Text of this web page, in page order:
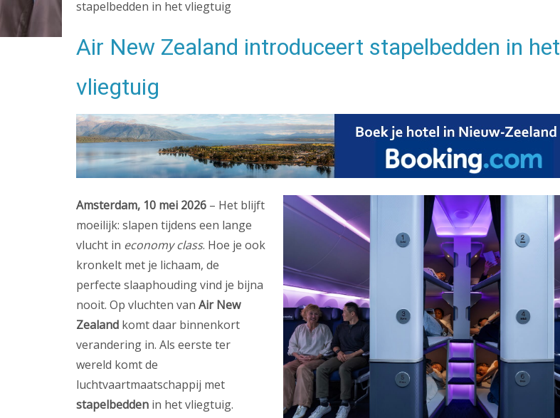
stapelbedden in het vliegtuig
Air New Zealand introduceert stapelbedden in het
vliegtuig
Amsterdam, 10 mei 2026 – Het blijft
moeilijk: slapen tijdens een lange
vlucht in economy class. Hoe je ook
kronkelt met je lichaam, de
perfecte slaaphouding vind je bijna
nooit. Op vluchten van Air New
Zealand komt daar binnenkort
verandering in. Als eerste ter
wereld komt de
luchtvaartmaatschappij met
stapelbedden in het vliegtuig.